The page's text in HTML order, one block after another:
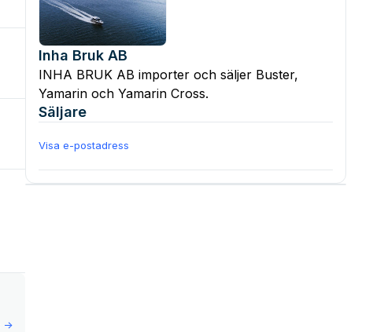
->
Inha Bruk AB
INHA BRUK AB importer och säljer Buster,
Yamarin och Yamarin Cross.
Säljare
Visa e-postadress